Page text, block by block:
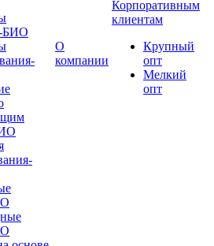
БИО
О
компании
Корпоративным
клиентам
Крупный
опт
Мелкий
опт